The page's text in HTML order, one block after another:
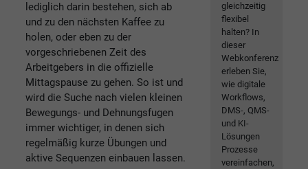
lediglich darin bestehen, sich ab
und zu den nächsten Kaffee zu
holen, oder eben zu der
vorgeschriebenen Zeit des
Arbeitgebers in die offizielle
Mittagspause zu gehen. So ist und
wird die Suche nach vielen kleinen
Bewegungs- und Dehnungsfugen
immer wichtiger, in denen sich
regelmäßig kurze Übungen und
aktive Sequenzen einbauen lassen.
gleichzeitig
flexibel
halten? In
dieser
Webkonferenz
erleben Sie,
wie digitale
Workflows,
DMS-, QMS-
und KI-
Lösungen
Prozesse
vereinfachen,